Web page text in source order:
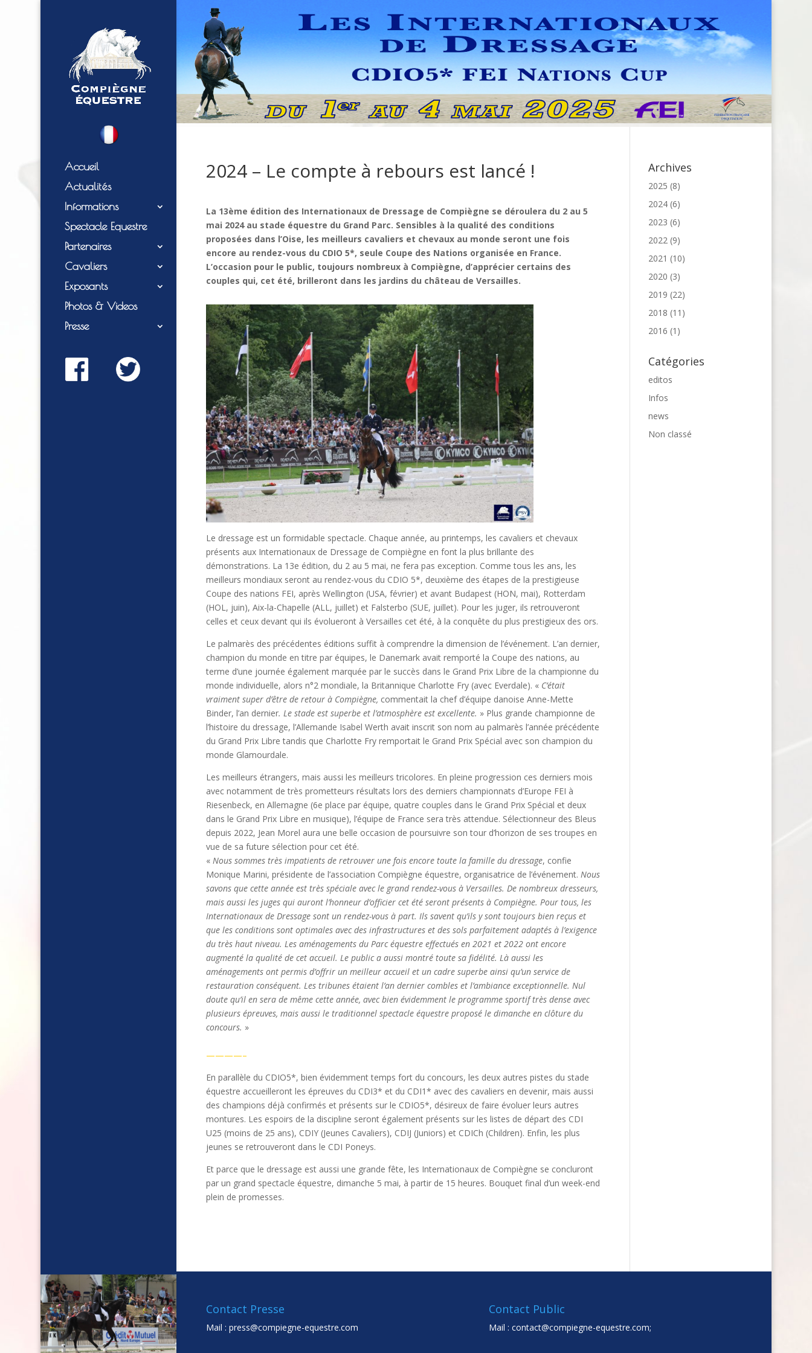
Accueil
Actualités
Informations
Spectacle Equestre
Partenaires
Cavaliers
Exposants
Photos & Videos
Presse
2024 – Le compte à rebours est lancé !
La 13ème édition des Internationaux de Dressage de Compiègne se déroulera du 2 au 5
mai 2024 au stade équestre du Grand Parc. Sensibles à la qualité des conditions
proposées dans l’Oise, les meilleurs cavaliers et chevaux au monde seront une fois
encore au rendez-vous du CDIO 5*, seule Coupe des Nations organisée en France.
L’occasion pour le public, toujours nombreux à Compiègne, d’apprécier certains des
couples qui, cet été, brilleront dans les jardins du château de Versailles.
Le dressage est un formidable spectacle. Chaque année, au printemps, les cavaliers et chevaux
présents aux Internationaux de Dressage de Compiègne en font la plus brillante des
démonstrations. La 13e édition, du 2 au 5 mai, ne fera pas exception. Comme tous les ans, les
meilleurs mondiaux seront au rendez-vous du CDIO 5*, deuxième des étapes de la prestigieuse
Coupe des nations FEI, après Wellington (USA, février) et avant Budapest (HON, mai), Rotterdam
(HOL, juin), Aix-la-Chapelle (ALL, juillet) et Falsterbo (SUE, juillet). Pour les juger, ils retrouveront
celles et ceux devant qui ils évolueront à Versailles cet été, à la conquête du plus prestigieux des ors.
Le palmarès des précédentes éditions suffit à comprendre la dimension de l’événement. L’an dernier,
champion du monde en titre par équipes, le Danemark avait remporté la Coupe des nations, au
terme d’une journée également marquée par le succès dans le Grand Prix Libre de la championne du
monde individuelle, alors n°2 mondiale, la Britannique Charlotte Fry (avec Everdale). « C’était
vraiment super d’être de retour à Compiègne, commentait la chef d’équipe danoise Anne-Mette
Binder, l’an dernier. Le stade est superbe et l’atmosphère est excellente. » Plus grande championne de
l’histoire du dressage, l’Allemande Isabel Werth avait inscrit son nom au palmarès l’année précédente
du Grand Prix Libre tandis que Charlotte Fry remportait le Grand Prix Spécial avec son champion du
monde Glamourdale.
Les meilleurs étrangers, mais aussi les meilleurs tricolores. En pleine progression ces derniers mois
avec notamment de très prometteurs résultats lors des derniers championnats d’Europe FEI à
Riesenbeck, en Allemagne (6e place par équipe, quatre couples dans le Grand Prix Spécial et deux
dans le Grand Prix Libre en musique), l’équipe de France sera très attendue. Sélectionneur des Bleus
depuis 2022, Jean Morel aura une belle occasion de poursuivre son tour d’horizon de ses troupes en
vue de sa future sélection pour cet été.
«Nous sommes très impatients de retrouver une fois encore toute la famille du dressage, confie
Monique Marini, présidente de l’association Compiègne équestre, organisatrice de l’événement.Nous
savons que cette année est très spéciale avec le grand rendez-vous à Versailles. De nombreux dresseurs,
mais aussi les juges qui auront l’honneur d’officier cet été seront présents à Compiègne. Pour tous, les
Internationaux de Dressage sont un rendez-vous à part. Ils savent qu’ils y sont toujours bien reçus et
que les conditions sont optimales avec des infrastructures et des sols parfaitement adaptés à l’exigence
du très haut niveau. Les aménagements du Parc équestre effectués en 2021 et 2022 ont encore
augmenté la qualité de cet accueil. Le public a aussi montré toute sa fidélité. Là aussi les
aménagements ont permis d’offrir un meilleur accueil et un cadre superbe ainsi qu’un service de
restauration conséquent. Les tribunes étaient l’an dernier combles et l’ambiance exceptionnelle. Nul
doute qu’il en sera de même cette année, avec bien évidemment le programme sportif très dense avec
plusieurs épreuves, mais aussi le traditionnel spectacle équestre proposé le dimanche en clôture du
concours. »
————–
En parallèle du CDIO5*, bien évidemment temps fort du concours, les deux autres pistes du stade
équestre accueilleront les épreuves du CDI3* et du CDI1* avec des cavaliers en devenir, mais aussi
des champions déjà confirmés et présents sur le CDIO5*, désireux de faire évoluer leurs autres
montures. Les espoirs de la discipline seront également présents sur les listes de départ des CDI
U25 (moins de 25 ans), CDIY (Jeunes Cavaliers), CDIJ (Juniors) et CDICh (Children). Enfin, les plus
jeunes se retrouveront dans le CDI Poneys.
Et parce que le dressage est aussi une grande fête, les Internationaux de Compiègne se concluront
par un grand spectacle équestre, dimanche 5 mai, à partir de 15 heures. Bouquet final d’un week-end
plein de promesses.
Archives
2025 (8)
2024(6)
2023 (6)
2022 (9)
2021 (10)
2020 (3)
2019 (22)
2018 (11)
2016 (1)
Catégories
editos
Infos
news
Non classé
Contact Presse
Mail :press@compiegne-equestre.com
Contact Public
Mail : contact@compiegne-equestre.com;